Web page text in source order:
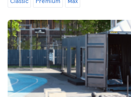
Classic Premium Max